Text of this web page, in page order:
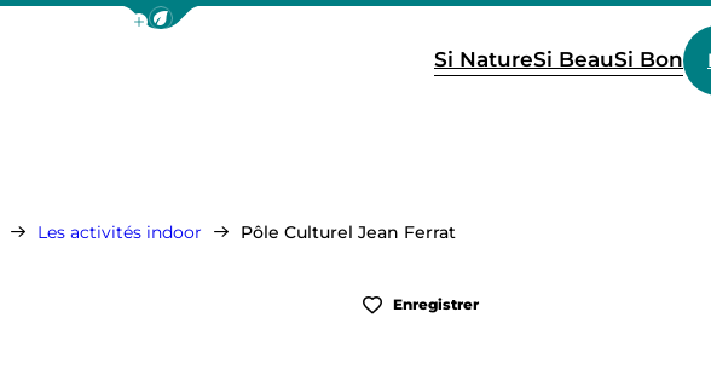
Afficher la barre de navigation du mode éco
Si NatureSi BeauSi Bon
Les activités indoor Pôle Culturel Jean Ferrat
Enregistrer